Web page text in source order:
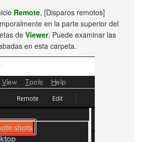
Remote, [Disparos remotos]
en la parte superior del
deViewer. Puede examinar las
en esta carpeta.